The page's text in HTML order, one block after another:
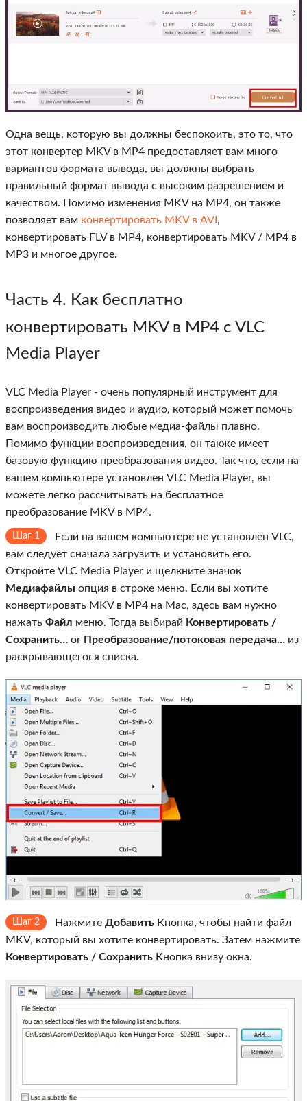
Одна вещь, которую вы должны беспокоить, это то, что
этот конвертер MKV в MP4 предоставляет вам много
вариантов формата вывода, вы должны выбрать
правильный формат вывода с высоким разрешением и
качеством. Помимо изменения MKV на MP4, он также
позволяет вам конвертировать MKV в AVI ,
конвертировать FLV в MP4, конвертировать MKV / MP4 в
MP3 и многое другое.
Часть 4. Как бесплатно
конвертировать MKV в MP4 с VLC
Media Player
VLC Media Player - очень популярный инструмент для
воспроизведения видео и аудио, который может помочь
вам воспроизводить любые медиа-файлы плавно.
Помимо функции воспроизведения, он также имеет
базовую функцию преобразования видео. Так что, если на
вашем компьютере установлен VLC Media Player, вы
можете легко рассчитывать на бесплатное
преобразование MKV в MP4.
Шаг 1
Если на вашем компьютере не установлен VLC,
вам следует сначала загрузить и установить его.
Откройте VLC Media Player и щелкните значок
Медиафайлы опция в строке меню. Если вы хотите
конвертировать MKV в MP4 на Mac, здесь вам нужно
нажать Файл меню. Тогда выбирай Конвертировать /
Сохранить… or Преобразование/потоковая передача… из
раскрывающегося списка.
Шаг 2 Нажмите Добавить Кнопка, чтобы найти файл
MKV, который вы хотите конвертировать. Затем нажмите
Конвертировать / Сохранить Кнопка внизу окна.